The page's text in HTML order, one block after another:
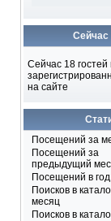
Сейчас
Сейчас 18 гостей
на сайте
Посещений за
Посещений за
предыдущий
Посещений в
Поисков в
месяц
Поисков в